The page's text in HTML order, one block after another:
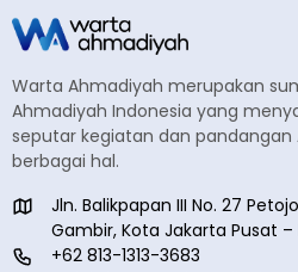
Warta Ahmadiyah merupakan
Ahmadiyah Indonesia yang
seputar kegiatan dan
berbagai hal.
Jln. Balikpapan III No. 27
Gambir, Kota Jakarta Pusat –
+62 813-1313-3683